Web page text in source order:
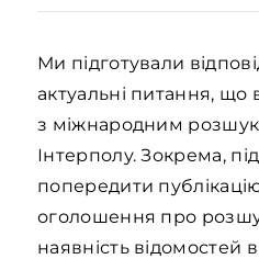
Ми підготували
актуальні питання, що
з міжнародним
Інтерполу. Зокрема,
попередити
оголошення про
наявність відомостей